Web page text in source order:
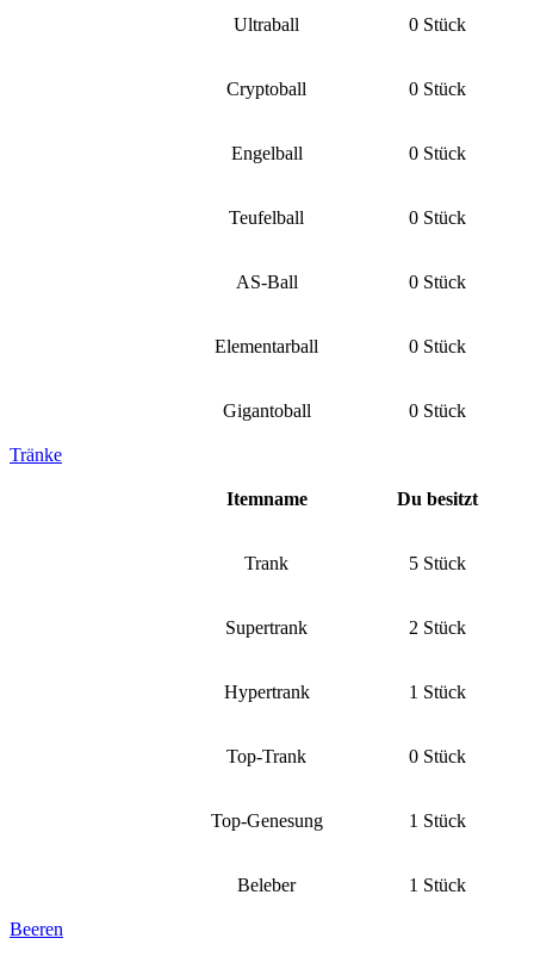
Ultraball 0 Stück
Cryptoball 0 Stück
Engelball 0 Stück
Teufelball 0 Stück
AS-Ball 0 Stück
Elementarball 0 Stück
Gigantoball 0 Stück
Tränke
Itemname Du besitzt
Trank 5 Stück
Supertrank 2 Stück
Hypertrank 1 Stück
Top-Trank 0 Stück
Top-Genesung 1 Stück
Beleber 1 Stück
Beeren